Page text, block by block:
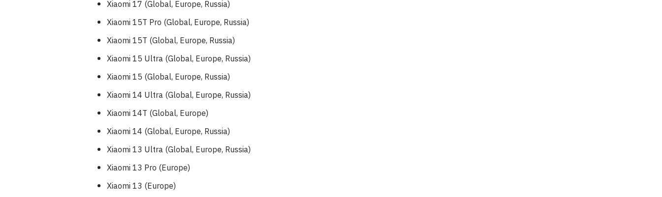
Xiaomi 17 (Global, Europe, Russia)
Xiaomi 15T Pro (Global, Europe, Russia)
Xiaomi 15T (Global, Europe, Russia)
Xiaomi 15 Ultra (Global, Europe, Russia)
Xiaomi 15 (Global, Europe, Russia)
Xiaomi 14 Ultra (Global, Europe, Russia)
Xiaomi 14T (Global, Europe)
Xiaomi 14 (Global, Europe, Russia)
Xiaomi 13 Ultra (Global, Europe, Russia)
Xiaomi 13 Pro (Europe)
Xiaomi 13 (Europe)